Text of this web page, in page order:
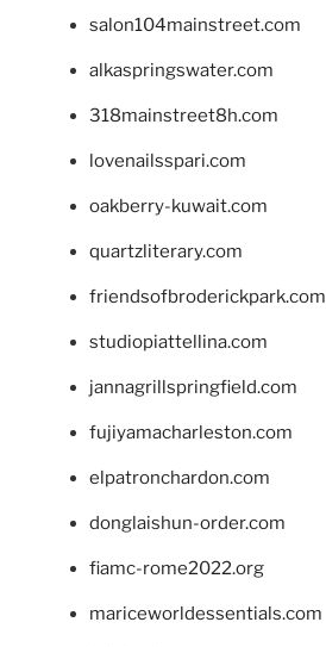
salon104mainstreet.com
alkaspringswater.com
318mainstreet8h.com
lovenailsspari.com
oakberry-kuwait.com
quartzliterary.com
friendsofbroderickpark.com
studiopiattellina.com
jannagrillspringfield.com
fujiyamacharleston.com
elpatronchardon.com
donglaishun-order.com
fiamc-rome2022.org
mariceworldessentials.com